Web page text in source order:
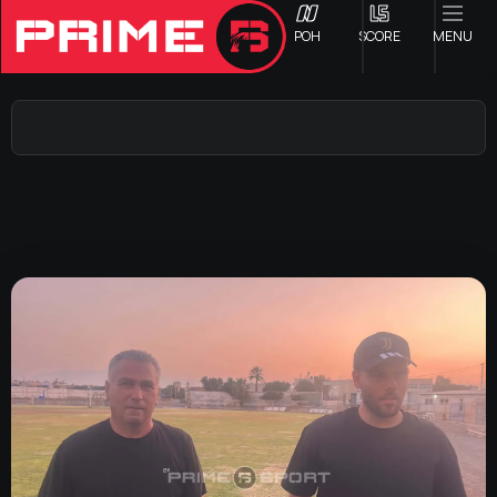
ΡΟΗ SCORE MENU
Β1 ΕΠΣΗ
Β2 ΕΠΣΗ